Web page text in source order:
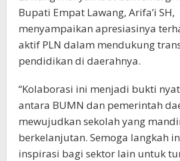
Bupati Empat Lawang, Arifa’i SH,
menyampaikan apresiasinya
aktif PLN dalam mendukung
pendidikan di daerahnya.
“Kolaborasi ini menjadi bukti
antara BUMN dan pemerintah
mewujudkan sekolah yang
berkelanjutan. Semoga langkah
inspirasi bagi sektor lain untuk